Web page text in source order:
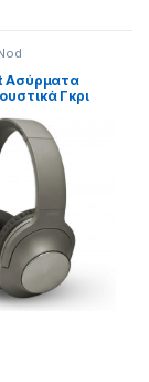
Ασύρματα
Γκρι